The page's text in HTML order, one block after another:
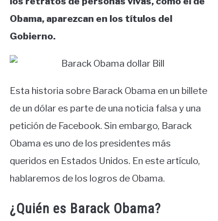
Obama, aparezcan en los títulos del
Gobierno.
Esta historia sobre Barack Obama en un billete
de un dólar es parte de una noticia falsa y una
petición de Facebook. Sin embargo, Barack
Obama es uno de los presidentes más
queridos en Estados Unidos. En este artículo,
hablaremos de los logros de Obama.
¿Quién es Barack Obama?